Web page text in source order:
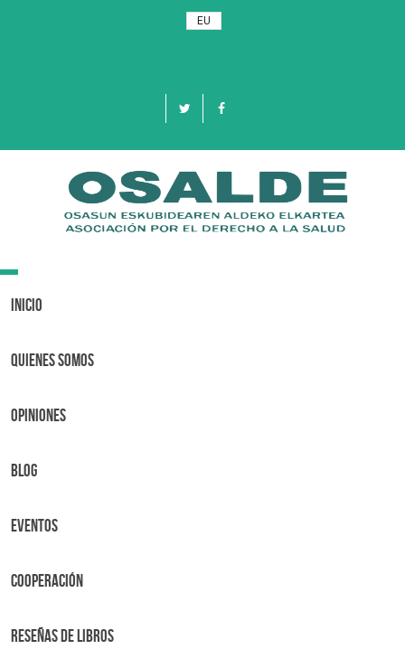
EU
Toggle
Inicio
Quienes Somos
OPINIONES
BLOG
Eventos
Cooperación
Reseñas de libros